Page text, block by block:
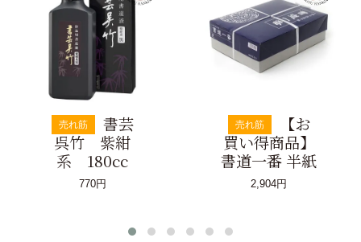
売れ筋
書芸
呉竹 紫紺
系 180cc
770円
売れ筋
【お
買い得商品】
書道一番 半紙
2,904円